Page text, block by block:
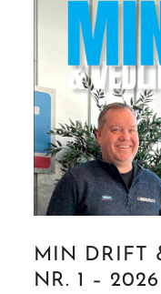
MIN DRIFT
NR. 1 – 2026